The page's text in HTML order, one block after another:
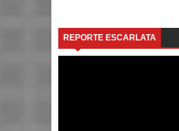
REPORTE ESCARLATA